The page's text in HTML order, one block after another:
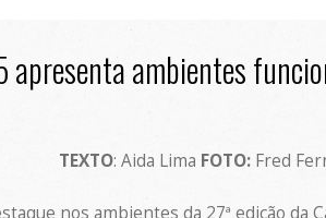
ambientes
TEXTO: Aida Lima FOTO: Fred
nos ambientes da 27ª edição da